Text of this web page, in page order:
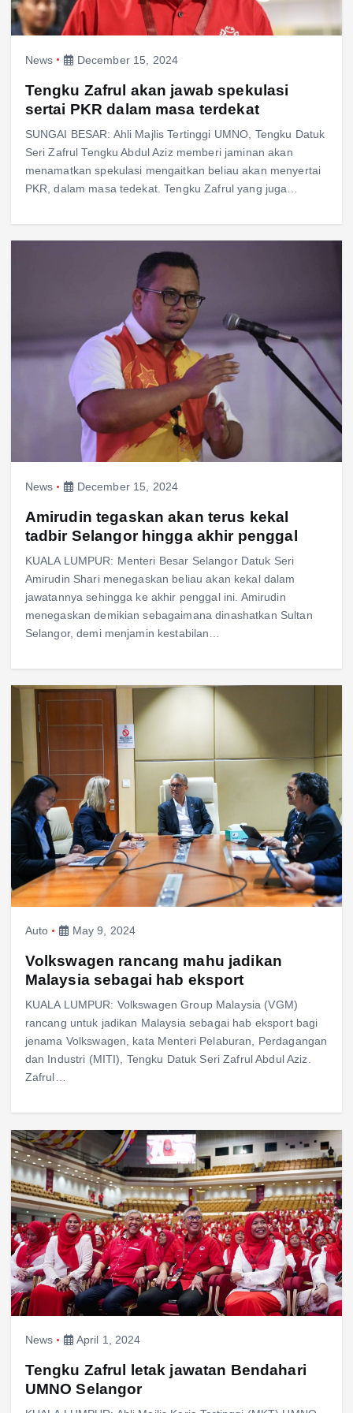
News December 15, 2024
Tengku Zafrul akan jawab spekulasi
sertai PKR dalam masa terdekat
SUNGAI BESAR: Ahli Majlis Tertinggi UMNO, Tengku Datuk
Seri Zafrul Tengku Abdul Aziz memberi jaminan akan
menamatkan spekulasi mengaitkan beliau akan menyertai
PKR, dalam masa tedekat. Tengku Zafrul yang juga…
News December 15, 2024
Amirudin tegaskan akan terus kekal
tadbir Selangor hingga akhir penggal
KUALA LUMPUR: Menteri Besar Selangor Datuk Seri
Amirudin Shari menegaskan beliau akan kekal dalam
jawatannya sehingga ke akhir penggal ini. Amirudin
menegaskan demikian sebagaimana dinashatkan Sultan
Selangor, demi menjamin kestabilan…
Auto May 9, 2024
Volkswagen rancang mahu jadikan
Malaysia sebagai hab eksport
KUALA LUMPUR: Volkswagen Group Malaysia (VGM)
rancang untuk jadikan Malaysia sebagai hab eksport bagi
jenama Volkswagen, kata Menteri Pelaburan, Perdagangan
dan Industri (MITI), Tengku Datuk Seri Zafrul Abdul Aziz.
Zafrul…
News April 1, 2024
Tengku Zafrul letak jawatan Bendahari
UMNO Selangor